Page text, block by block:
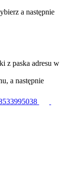
a następnie
z paska adresu w
, a następnie